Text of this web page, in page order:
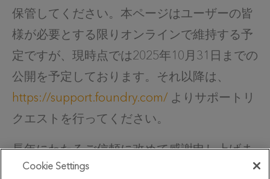
保管してください。本ページはユーザーの皆
様が必要とする限りオンラインで維持する予
定ですが、現時点では2025年10月31日までの
公開を予定しております。それ以降は、
https://support.foundry.com/ よりサポートリ
クエストを行ってください。
長年にわたるご信頼に改めて感謝申し上げま
す。当社は変化が困難であることを理解して
Cookie Settings